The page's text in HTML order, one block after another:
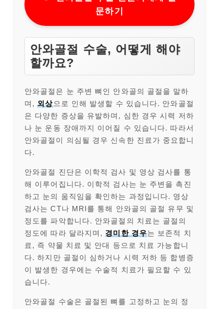
문하기
안와골절 수술, 어떻게 해야
할까요?
안와골절은 눈 주변 뼈인 안와골의 골절을 말하
며, 외상으로 인해 발생할 수 있습니다. 안와골절
은 다양한 증상을 유발하며, 심한 경우 시력 저하
나 눈 운동 장애까지 이어질 수 있습니다. 따라서
안와골절이 의심될 경우 신속한 진료가 중요합니
다.
안와골절 진단은 이학적 검사 및 영상 검사를 통
해 이루어집니다. 이학적 검사는 눈 주변을 촉진
하고 눈의 움직임을 확인하는 과정입니다. 영상
검사는 CT나 MRI를 통해 안와골의 골절 유무 및
정도를 파악합니다. 안와골절의 치료는 골절의
정도에 따라 달라지며, 경미한 경우는 보존적 치
료, 즉 약물 치료 및 안대 등으로 치료 가능합니
다. 하지만 골절이 심하거나 시력 저하 등 합병증
이 발생한 경우에는 수술적 치료가 필요할 수 있
습니다.
안와골절 수술은 골절된 뼈를 고정하고 눈의 정